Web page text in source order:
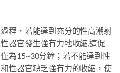
程，若能達到充分的性高潮射
器官發生強有力地收縮,這促
為15~30分鐘；若不能達到性
性器官缺乏強有力的收縮，使